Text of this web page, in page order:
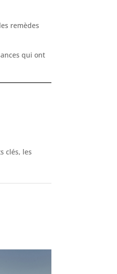
remèdes
qui ont
clés, les